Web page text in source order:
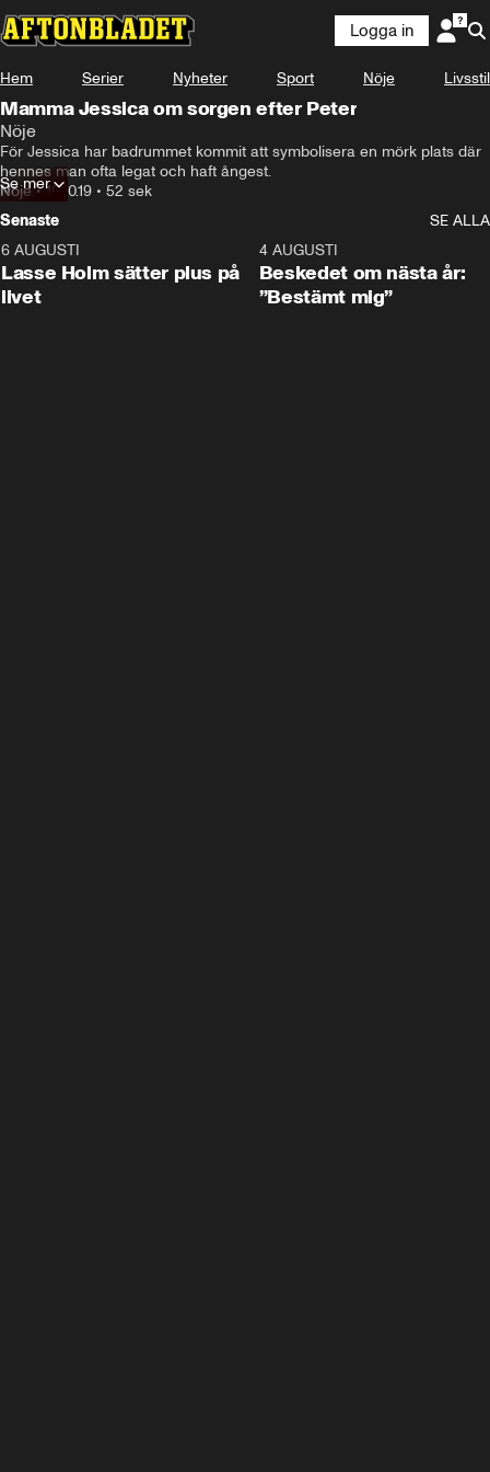
Logga in
Hem Serier Nyheter Sport Nöje Livsstil
Mamma Jessica om sorgen efter Peter
Nöje
För Jessica har badrummet kommit att symbolisera en mörk plats där
hennes man ofta legat och haft ångest.
Nöje•16.10.19 • 52 sek
Se mer
Senaste
SE ALLA
6 AUGUSTI
Lasse Holm sätter plus på
livet
4 AUGUSTI
Beskedet om nästa år:
”Bestämt mig”